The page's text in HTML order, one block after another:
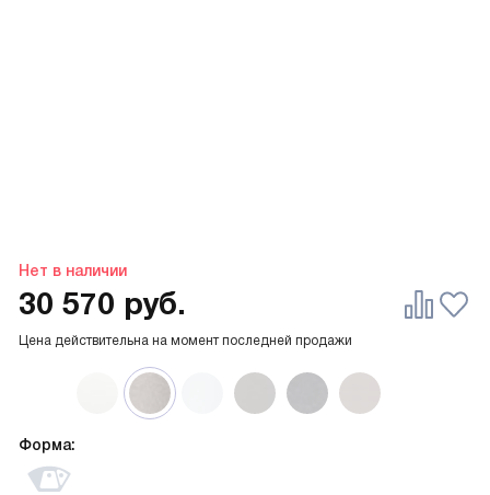
Нет в наличии
Форма:
Цена действительна на момент последней продажи
30 570 руб.